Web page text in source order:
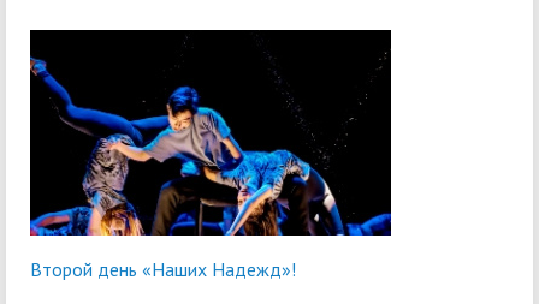
Второй день «Наших Надежд»!